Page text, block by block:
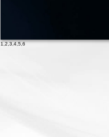
1,2,3,4,5,6